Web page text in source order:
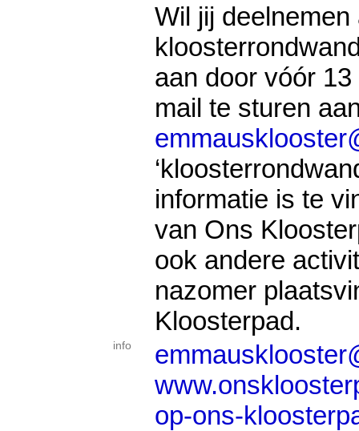
Wil jij deelnemen
aan door vóór
mail te sturen
informatie is te
van Ons
ook andere
nazomer
Kloosterpad.
info
op-ons-